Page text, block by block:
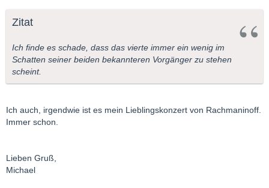
Zitat
Ich finde es schade, dass das vierte immer ein wenig im
Schatten seiner beiden bekannteren Vorgänger zu stehen
scheint.
Ich auch, irgendwie ist es mein Lieblingskonzert von Rachmaninoff.
Immer schon.
Lieben Gruß,
Michael